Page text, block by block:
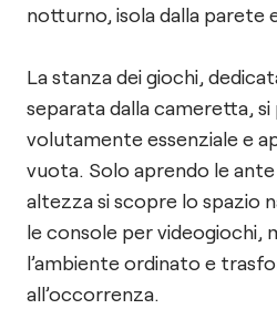
notturno, isola dalla parete
La stanza dei giochi,
separata dalla cameretta,
volutamente essenziale e
vuota. Solo aprendo le
altezza si scopre lo spazio
le console per videogiochi,
l’ambiente ordinato e
all’occorrenza.